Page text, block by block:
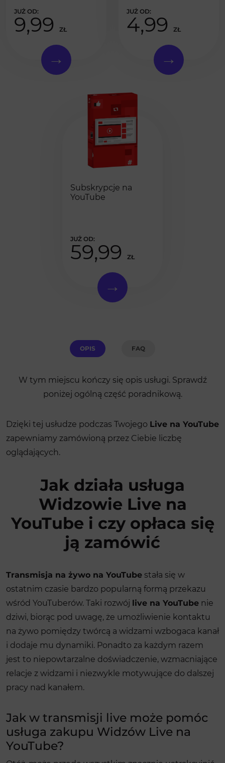
9,99 ZŁ 4,99 ZŁ
Subskrypcje na
YouTube
59,99 ZŁ
OPIS FAQ
W tym miejscu kończy się opis usługi. Sprawdź
poniżej ogólną część poradnikową.
Dzięki tej usłudze podczas Twojego Live na YouTube
zapewniamy zamówioną przez Ciebie liczbę
oglądających.
Jak działa usługa
Widzowie Live na
YouTube i czy opłaca się
ją zamówić
Transmisja na żywo na YouTube stała się w
ostatnim czasie bardzo popularną formą przekazu
wśród YouTuberów. Taki rozwój live na YouTube nie
dziwi, biorąc pod uwagę, że umożliwienie kontaktu
na żywo pomiędzy twórcą a widzami wzbogaca kanał
i dodaje mu dynamiki. Ponadto za każdym razem
jest to niepowtarzalne doświadczenie, wzmacniające
relacje z widzami i niezwykle motywujące do dalszej
pracy nad kanałem.
Jak w transmisji live może pomóc
usługa zakupu Widzów Live na
YouTube?